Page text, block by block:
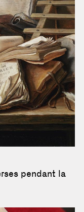
pendant la